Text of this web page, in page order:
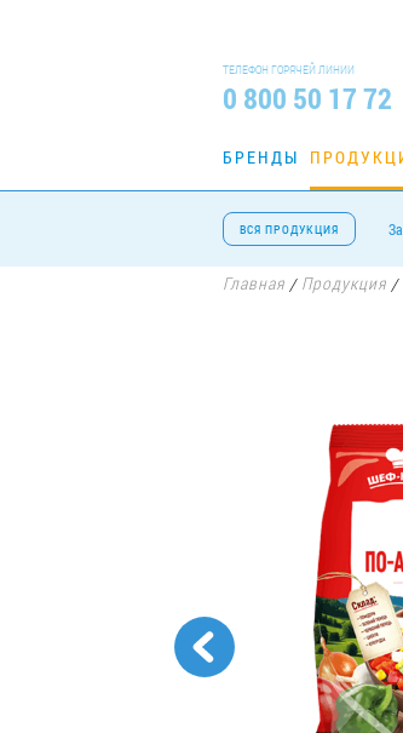
ТЕЛЕФОН ГОРЯЧЕЙ ЛИНИИ
0 800 50 17 72
БРЕНДЫ
ВСЯ ПРОДУКЦИЯ
Главная / Продукция /